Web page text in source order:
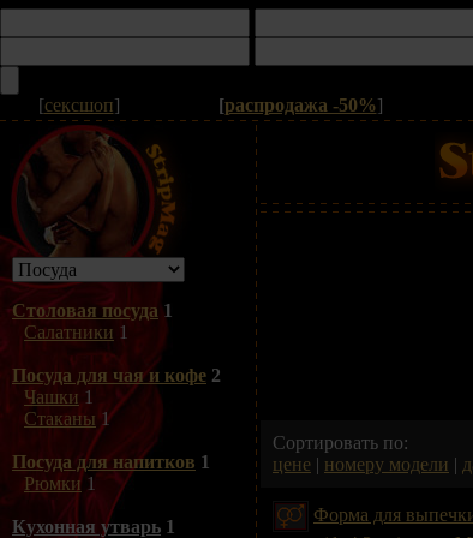
[сексшоп] [распродажа -50%]
Столовая посуда 1
Салатники 1
Посуда для чая и кофе 2
Чашки 1
Стаканы 1
Посуда для напитков 1
Рюмки1
Кухонная утварь 1
Сортировать по:
цене | номеру модели |
Форма для